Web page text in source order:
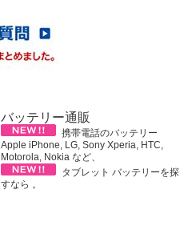
バッテリー通販
携帯電話のバッテリー
Apple iPhone, LG, Sony Xperia, HTC,
Motorola, Nokia など、
タブレット バッテリーを探
すなら 。